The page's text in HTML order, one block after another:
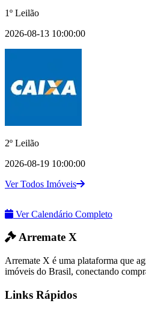
1º Leilão
2026-08-13 10:00:00
2º Leilão
2026-08-19 10:00:00
Ver Todos Imóveis
Ver Calendário Completo
Arremate X
Arremate X é uma plataforma que
imóveis do Brasil, conectando
Links Rápidos